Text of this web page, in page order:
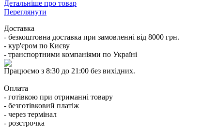
Детальніше про товар
Переглянути
Доставка
- безкоштовна доставка при замовленні від 8000 грн.
- кур'єром по Києву
- транспортними компаніями по Україні
Працюємо з 8:30 до 21:00 без вихідних.
Оплата
- готівкою при отриманні товару
- безготівковий платіж
- через термінал
- розстрочка